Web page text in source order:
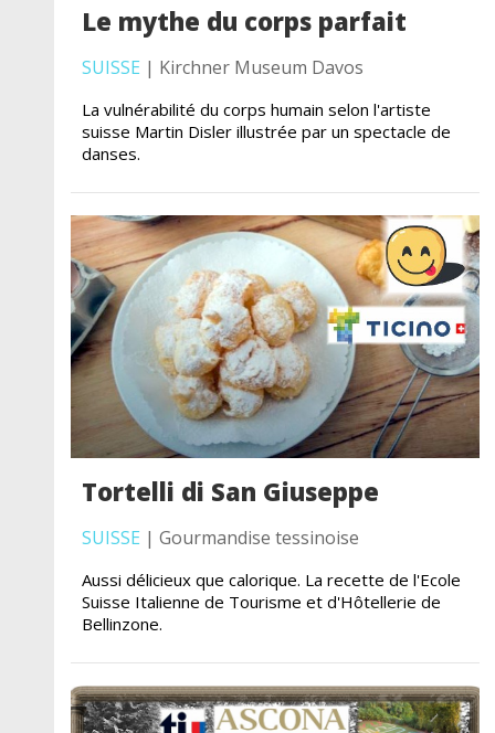
Le mythe du corps parfait
SUISSE | Kirchner Museum Davos
La vulnérabilité du corps humain selon l'artiste
suisse Martin Disler illustrée par un spectacle de
danses.
Tortelli di San Giuseppe
SUISSE | Gourmandise tessinoise
Aussi délicieux que calorique. La recette de l'Ecole
Suisse Italienne de Tourisme et d'Hôtellerie de
Bellinzone.